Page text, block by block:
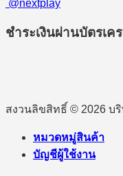
@nextplay
ชำระเงินผ่านบัตรเค
สงวนลิขสิทธิ์ © 2026 บ
หมวดหมู่สินค้า
บัญชีผู้ใช้งาน